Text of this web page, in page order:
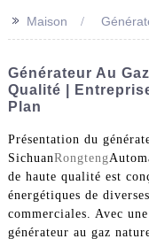
>> Maison
Générateur Au
Qualité |
Plan
Présentation du
SichuanRongteng
de haute qualité est
énergétiques de
commerciales. Avec
générateur au gaz